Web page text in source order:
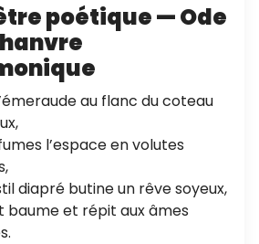
poétique — Ode
au flanc du coteau
l’espace en volutes
diapré butine un rêve soyeux,
baume et répit aux âmes